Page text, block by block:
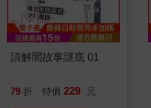
請解開故事謎底 01
79 折 特價 229 元